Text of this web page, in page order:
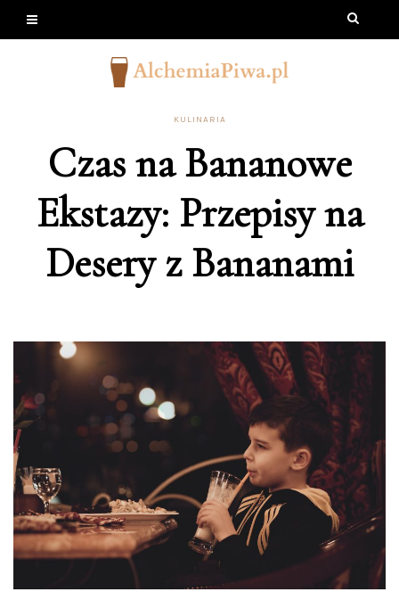
KULINARIA
Czas na Bananowe
Ekstazy: Przepisy na
Desery z Bananami